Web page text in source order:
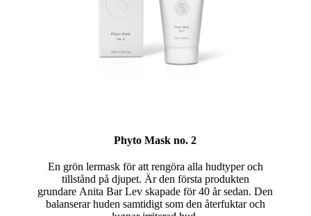
Phyto Mask no. 2
En grön lermask för att rengöra alla hudtyper och
tillstånd på djupet. Är den första produkten
grundare Anita Bar Lev skapade för 40 år sedan. Den
balanserar huden samtidigt som den återfuktar och